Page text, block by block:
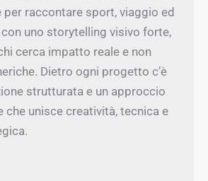
per raccontare sport, viaggio ed
uno storytelling visivo forte,
cerca impatto reale e non
Dietro ogni progetto c’è
strutturata e un approccio
che unisce creatività, tecnica e